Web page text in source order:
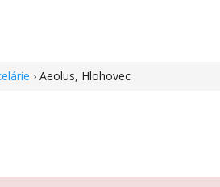
› Aeolus, Hlohovec